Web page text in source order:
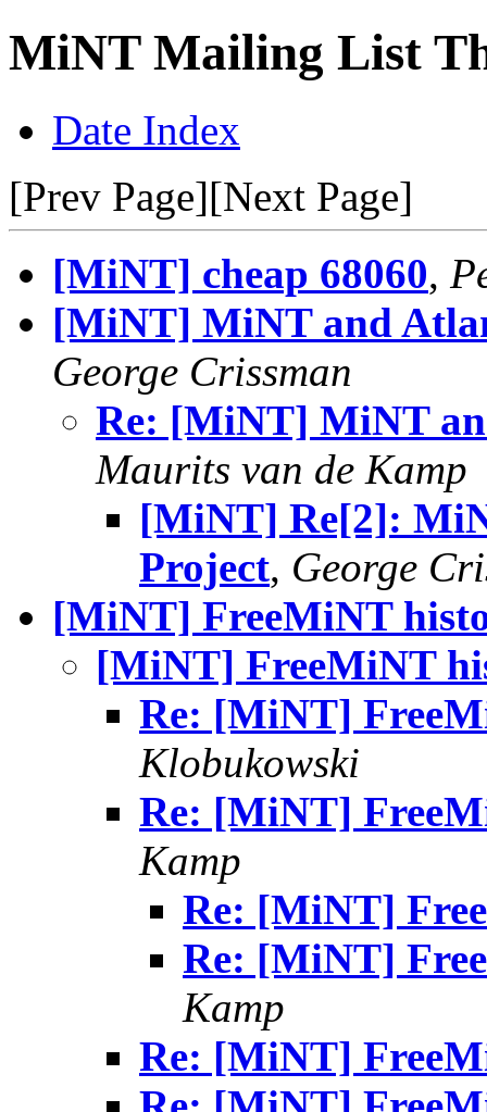
MiNT Mailing List
Date Index
[Prev Page][Next Page]
[MiNT] cheap 68060,
[MiNT] MiNT and
George Crissman
Re: [MiNT] MiNT
Maurits van de Kamp
[MiNT] Re[2]:
Project, George
[MiNT] FreeMiNT
[MiNT] FreeMiNT
Re: [MiNT]
Klobukowski
Re: [MiNT]
Kamp
Re: [MiNT]
Re: [MiNT]
Kamp
Re: [MiNT]